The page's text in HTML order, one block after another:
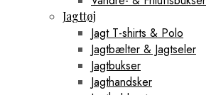
Jagttøj
Jagt T-shirts & Polo
Jagtbælter & Jagtseler
Jagtbukser
Jagthandsker